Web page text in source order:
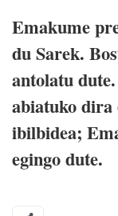
Emakume
du Sarek.
antolatu
abiatuko dira
ibilbidea;
egingo dute.